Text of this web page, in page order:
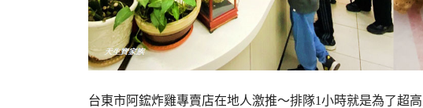
台東市阿鋐炸雞專賣店在地人激推～排隊1小時就是為了超